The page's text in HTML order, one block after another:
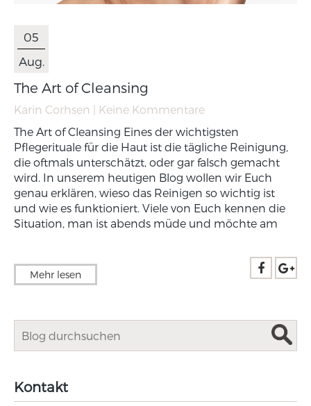
05
Aug.
The Art of Cleansing
Karin Corhsen | Keine Kommentare
The Art of Cleansing Eines der wichtigsten
Pflegerituale für die Haut ist die tägliche Reinigung,
die oftmals unterschätzt, oder gar falsch gemacht
wird. In unserem heutigen Blog wollen wir Euch
genau erklären, wieso das Reinigen so wichtig ist
und wie es funktioniert. Viele von Euch kennen die
Situation, man ist abends müde und möchte am
Mehr lesen
Kontakt